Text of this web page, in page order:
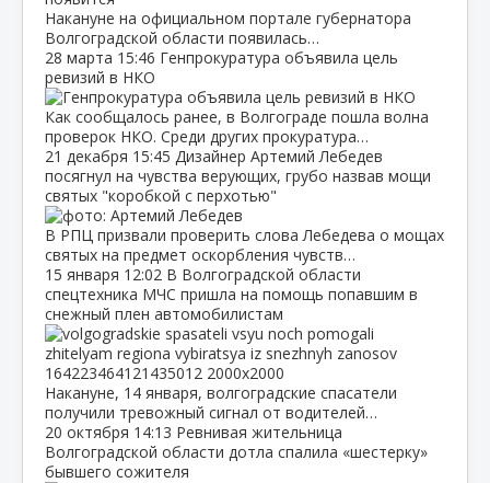
Накануне на официальном портале губернатора
Волгоградской области появилась…
28 марта 15:46 Генпрокуратура объявила цель
ревизий в НКО
Как сообщалось ранее, в Волгограде пошла волна
проверок НКО. Среди других прокуратура…
21 декабря 15:45 Дизайнер Артемий Лебедев
посягнул на чувства верующих, грубо назвав мощи
святых "коробкой с перхотью"
В РПЦ призвали проверить слова Лебедева о мощах
святых на предмет оскорбления чувств…
15 января 12:02 В Волгоградской области
спецтехника МЧС пришла на помощь попавшим в
снежный плен автомобилистам
Накануне, 14 января, волгоградские спасатели
получили тревожный сигнал от водителей…
20 октября 14:13 Ревнивая жительница
Волгоградской области дотла спалила «шестерку»
бывшего сожителя